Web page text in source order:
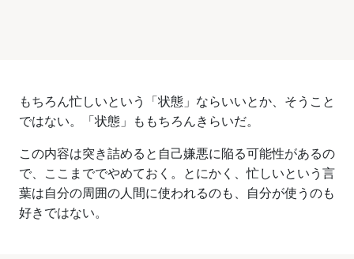
もちろん忙しいという「状態」ならいいとか、そうこと
ではない。「状態」ももちろんきらいだ。
この内容は突き詰めると自己嫌悪に陥る可能性があるの
で、ここまででやめておく。とにかく、忙しいという言
葉は自分の周囲の人間に使われるのも、自分が使うのも
好きではない。